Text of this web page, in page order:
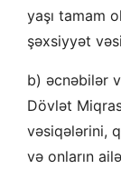
yaşı tamam
şəxsiyyət
b) əcnəbilər
Dövlət
vəsiqələrini,
və onların